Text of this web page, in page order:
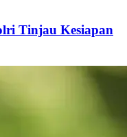
Tinjau Kesiapan